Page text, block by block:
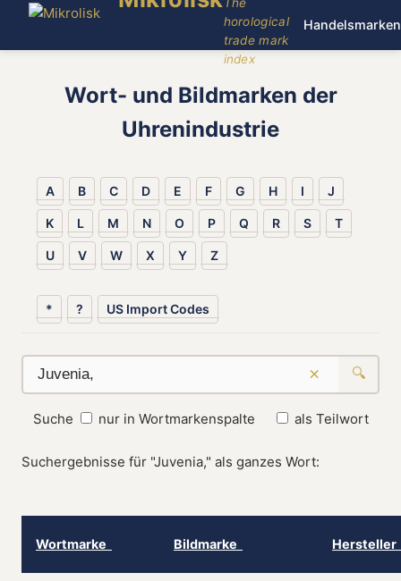
horological
trade mark
index
Handelsmarken
Wort- und Bildmarken der
Uhrenindustrie
A B C D E F G H I J
K L M N O P Q R S T
U V W X Y Z
* ? US Import Codes
× 🔍
Suche nur in Wortmarkenspalte als Teilwort
Suchergebnisse für "Juvenia," als ganzes Wort:
Wortmarke Bildmarke Hersteller